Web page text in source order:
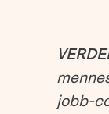
jobb-